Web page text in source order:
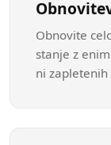
Obnovite
stanje z
ni zapletenih